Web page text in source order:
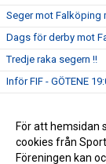
Seger mot Falköping
Dags för derby mot
Tredje raka segern !!
Inför FIF - GÖTENE
Vinst i Premiären
Seriepremiär mot
För att hemsidan
cookies från
Föreningen kan